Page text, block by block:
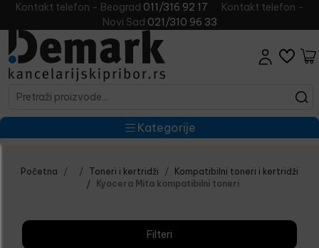
Kontakt telefon - Beograd 011/316 92 17
Kontakt telefon -
Novi Sad 021/310 96 33
Kategorije
Početna Toneri i kertridži
Kompatibilni toneri i kertridži
Kyocera Mita kompatibilni toneri
Filteri